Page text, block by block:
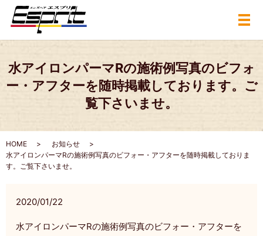
メ
水アイロンパーマRの施術例写真のビフォ
ー・アフターを随時掲載しております。ご
覧下さいませ。
HOME
お知らせ
水アイロンパーマRの施術例写真のビフォー・アフターを随時掲載しておりま
す。ご覧下さいませ。
2020/01/22
水アイロンパーマRの施術例写真のビフォー・アフターを